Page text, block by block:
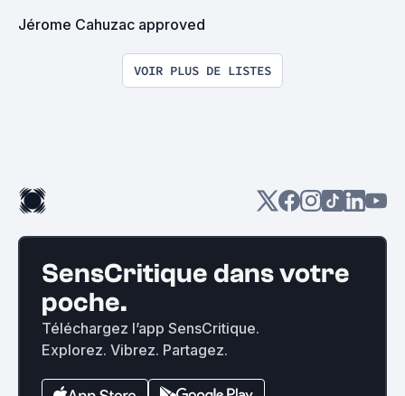
Jérome Cahuzac approved
VOIR PLUS DE LISTES
SensCritique dans votre
poche.
Téléchargez l’app SensCritique.
Explorez. Vibrez. Partagez.